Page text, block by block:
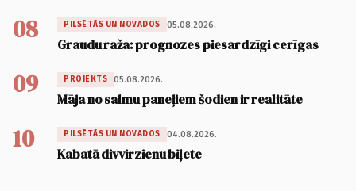
08 PILSĒTĀS UN NOVADOS 05.08.2026.
Graudu raža: prognozes piesardzīgi cerīgas
09 PROJEKTS 05.08.2026.
Māja no salmu paneļiem šodien ir realitāte
10 PILSĒTĀS UN NOVADOS 04.08.2026.
Kabatā divvirzienu biļete